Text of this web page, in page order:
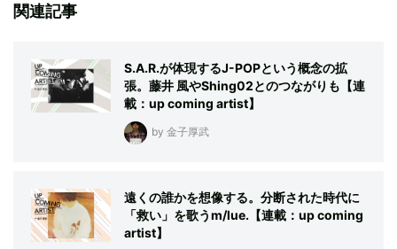
関連記事
S.A.R.が体現するJ-POPという概念の拡
張。藤井 風やShing02とのつながりも【連
載：up coming artist】
by 金子厚武
遠くの誰かを想像する。分断された時代に
「救い」を歌うm/lue.【連載：up coming
artist】